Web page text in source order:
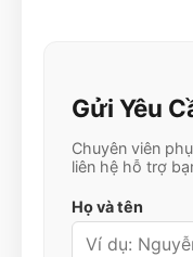
Gửi Yêu
Chuyên viên
liên hệ hỗ trợ
Họ và tên